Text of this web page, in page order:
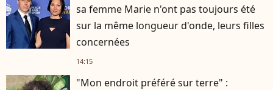
sa femme Marie n'ont pas toujours été
sur la même longueur d'onde, leurs filles
concernées
14:15
"Mon endroit préféré sur terre" :